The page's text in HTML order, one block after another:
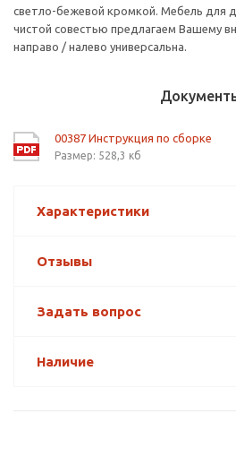
светло-бежевой кромкой. Мебель для
чистой совестью предлагаем Вашему
направо / налево универсальна.
00387 Инструкция по сборке
Размер: 528,3 кб
Характеристики
Отзывы
Задать вопрос
Наличие